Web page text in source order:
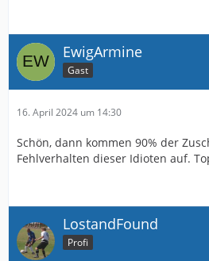
EwigArmine
Gast
16. April 2024 um 14:30
Schön, dann kommen 90% der
Fehlverhalten dieser Idioten auf.
LostandFound
Profi